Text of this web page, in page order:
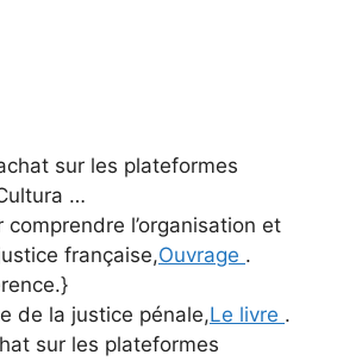
sur les plateformes
…
comprendre l’organisation et
française,Ouvrage .
de la justice pénale,Le livre .
sur les plateformes